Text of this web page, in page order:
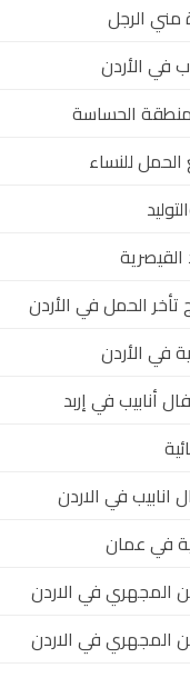
مني الرجل
في الأردن
الحساسة
للنساء
القيصرية
تأخر الحمل في الأردن
في الأردن
أنابيب في إربد
انابيب في الاردن
في عمان
المجهري في الاردن
المجهري في الاردن